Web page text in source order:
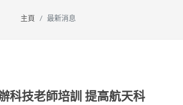
主頁 最新消息
科技老師培訓 提高航天科